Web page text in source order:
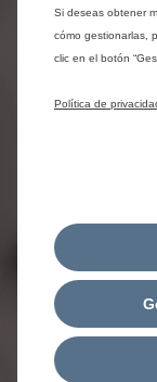
Si deseas obtener
cómo gestionarlas,
clic en el botón
Política de